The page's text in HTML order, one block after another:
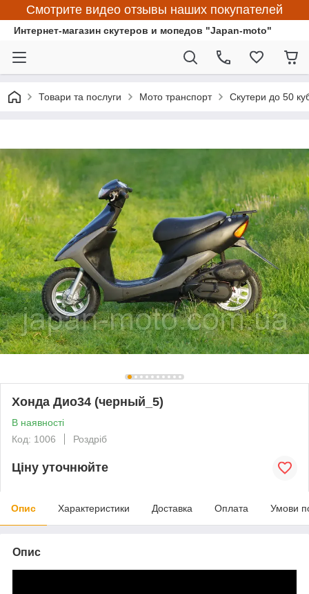
Смотрите видео отзывы наших покупателей
Интернет-магазин скутеров и мопедов "Japan-moto"
Товари та послуги Мото транспорт Скутери до 50
Хонда Дио34 (черный_5)
В наявності
Код: 1006
Роздріб
Ціну уточнюйте
Опис Характеристики Доставка Оплата Умови
Опис